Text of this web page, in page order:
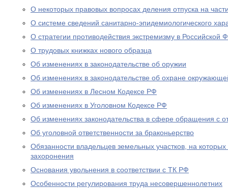
О некоторых правовых вопросах деления отпуска на
О системе сведений санитарно-эпидемиологического
О стратегии противодействия экстремизму в Российской
О трудовых книжках нового образца
Об изменениях в законодательстве об оружии
Об изменениях в законодательстве об охране
Об изменениях в Лесном Кодексе РФ
Об изменениях в Уголовном Кодексе РФ
Об изменениях законодательства в сфере обращения с
Об уголовной ответственности за браконьерство
Обязанности владельцев земельных участков, на
захоронения
Основания увольнения в соответствии с ТК РФ
Особенности регулирования труда несовершеннолетних